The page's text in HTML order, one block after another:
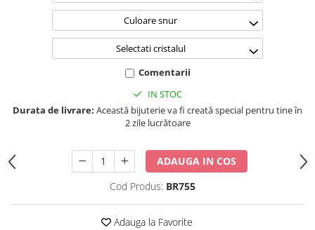
Culoare snur
Selectati cristalul
Comentarii
IN STOC
Durata de livrare: Această bijuterie va fi creată special pentru tine în
2 zile lucrătoare
ADAUGA IN COS
Cod Produs: BR755
Adauga la Favorite